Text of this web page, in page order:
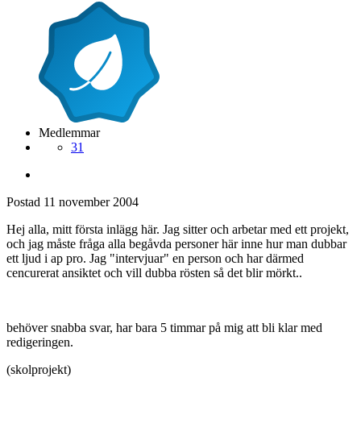
Medlemmar
31
Postad 11 november 2004
Hej alla, mitt första inlägg här. Jag sitter och arbetar med ett projekt,
och jag måste fråga alla begåvda personer här inne hur man dubbar
ett ljud i ap pro. Jag "intervjuar" en person och har därmed
cencurerat ansiktet och vill dubba rösten så det blir mörkt..
behöver snabba svar, har bara 5 timmar på mig att bli klar med
redigeringen.
(skolprojekt)